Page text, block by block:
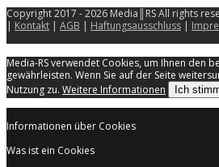
Copyright 2017 - 2026 Media║RS All rights
| Kontakt | AGB | Haftungsausschluss |
Media-RS verwendet Cookies, um Ihnen den
gewährleisten. Wenn Sie auf der Seite
Nutzung zu. Weitere Informationen Ich
Informationen über Cookies
Was ist ein Cookies